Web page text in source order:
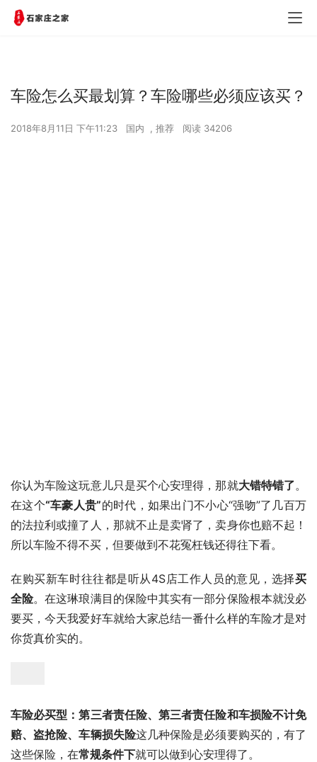
车险怎么买最划算？车险哪些必须应该买？
2018年8月11日 下午11:23 国内 推荐 阅读 34206
你认为车险这玩意儿只是买个心安理得，那就大错特错了。
在这个“车豪人贵”的时代，如果出门不小心“强吻”了几百万
的法拉利或撞了人，那就不止是卖肾了，卖身你也赔不起！
所以车险不得不买，但要做到不花冤枉钱还得往下看。
在购买新车时往往都是听从4S店工作人员的意见，选择买
全险。在这琳琅满目的保险中其实有一部分保险根本就没必
要买，今天我爱好车就给大家总结一番什么样的车险才是对
你货真价实的。
车险必买型：第三者责任险、第三者责任险和车损险不计免
赔、盗抢险、车辆损失险这几种保险是必须要购买的，有了
这些保险，在常规条件下就可以做到心安理得了。